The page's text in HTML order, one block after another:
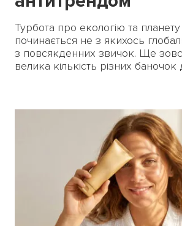
Турбота про екологію та
починається не з якихось
з повсякденних звичок. Ще
велика кількість різних баночок